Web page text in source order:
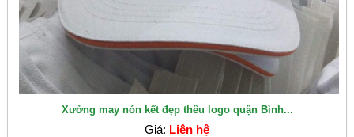
Xưởng may nón kết đẹp thêu logo quận Bình...
Giá: Liên hệ